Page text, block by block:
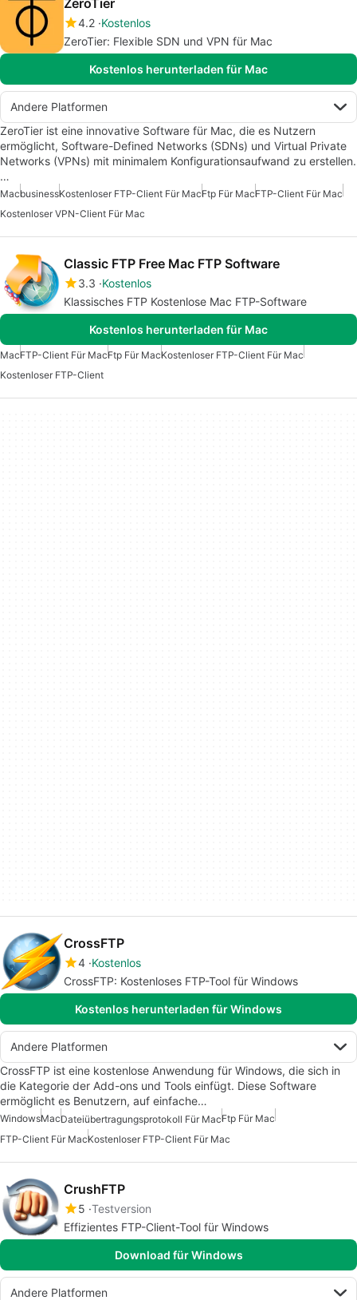
4.2 Kostenlos
ZeroTier: Flexible SDN und VPN für Mac
Kostenlos herunterladen für Mac
Andere Platformen
ZeroTier ist eine innovative Software für Mac, die es Nutzern
ermöglicht, Software-Defined Networks (SDNs) und Virtual Private
Networks (VPNs) mit minimalem Konfigurationsaufwand zu erstellen.
…
MacbusinessKostenloser FTP-Client Für MacFtp Für MacFTP-Client Für Mac
Kostenloser VPN-Client Für Mac
Classic FTP Free Mac FTP Software
3.3 Kostenlos
Klassisches FTP Kostenlose Mac FTP-Software
Kostenlos herunterladen für Mac
MacFTP-Client Für MacFtp Für MacKostenloser FTP-Client Für Mac
Kostenloser FTP-Client
CrossFTP
4 Kostenlos
CrossFTP: Kostenloses FTP-Tool für Windows
Kostenlos herunterladen für Windows
Andere Platformen
CrossFTP ist eine kostenlose Anwendung für Windows, die sich in
die Kategorie der Add-ons und Tools einfügt. Diese Software
ermöglicht es Benutzern, auf einfache…
WindowsMacDateiübertragungsprotokoll Für MacFtp Für Mac
FTP-Client Für MacKostenloser FTP-Client Für Mac
CrushFTP
5 Testversion
Effizientes FTP-Client-Tool für Windows
Download für Windows
Andere Platformen